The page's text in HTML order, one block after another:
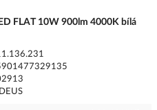
FLAT 10W 900lm 4000K bílá
IDEUS